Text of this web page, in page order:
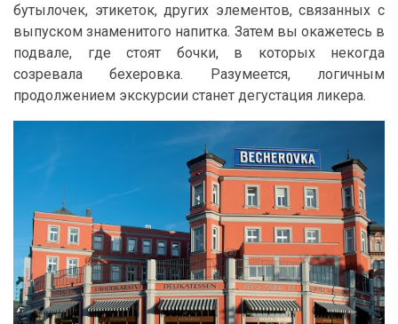
бутылочек, этикеток, других элементов, связанных с
выпуском знаменитого напитка. Затем вы окажетесь в
подвале, где стоят бочки, в которых некогда
созревала бехеровка. Разумеется, логичным
продолжением экскурсии станет дегустация ликера.